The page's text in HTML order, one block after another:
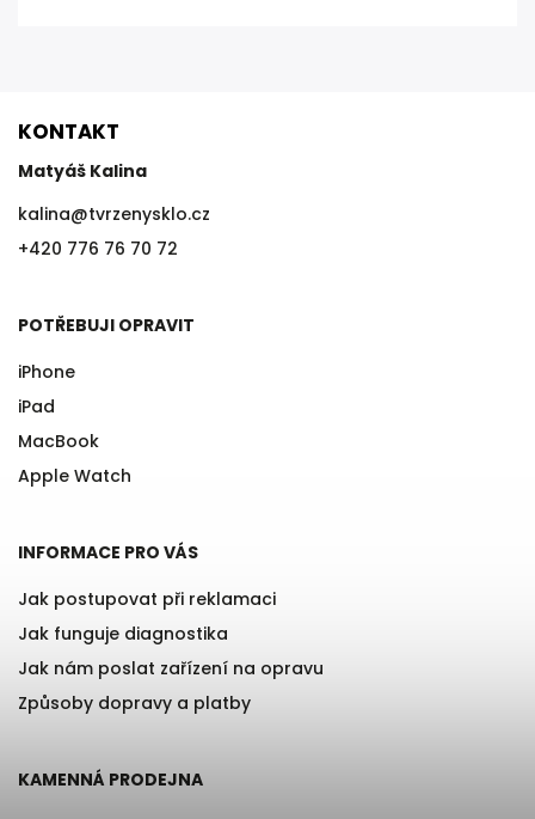
KONTAKT
Matyáš Kalina
kalina@tvrzenysklo.cz
+420 776 76 70 72
POTŘEBUJI OPRAVIT
iPhone
iPad
MacBook
Apple Watch
INFORMACE PRO VÁS
Jak postupovat při reklamaci
Jak funguje diagnostika
Jak nám poslat zařízení na opravu
Způsoby dopravy a platby
KAMENNÁ PRODEJNA